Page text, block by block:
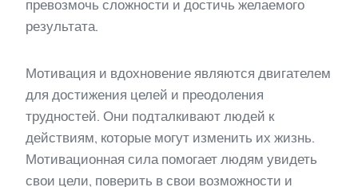
превозмочь сложности и достичь желаемого
результата.
Мотивация и вдохновение являются двигателем
для достижения целей и преодоления
трудностей. Они подталкивают людей к
действиям, которые могут изменить их жизнь.
Мотивационная сила помогает людям увидеть
свои цели, поверить в свои возможности и